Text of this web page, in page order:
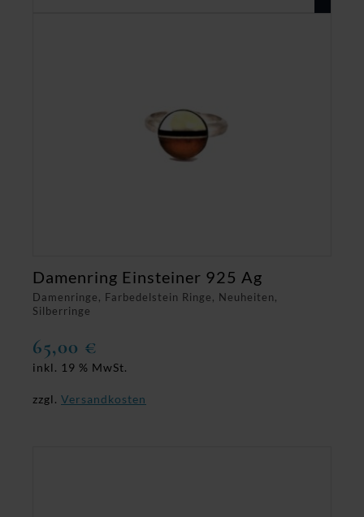
Damenringe, Farbedelstein Ringe, Neuheiten,
Silberringe
Damenring Einsteiner 925 Ag
65,00 €
inkl. 19 % MwSt.
zzgl. Versandkosten